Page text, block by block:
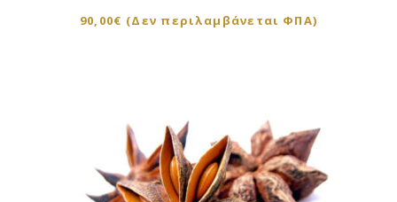
90,00€ (Δεν περιλαμβάνεται ΦΠΑ)